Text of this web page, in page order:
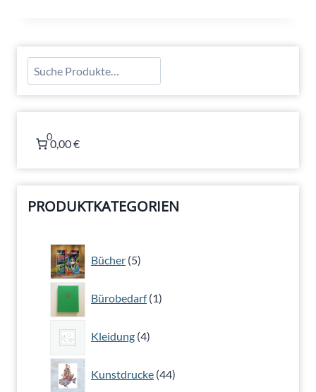
Suchen
0
0,00 €
PRODUKTKATEGORIEN
Bücher 5
5
Produkte
Bürobedarf 1
1
Produkt
Kleidung 4
4
Produkte
Kunstdrucke 44
44
Produkte